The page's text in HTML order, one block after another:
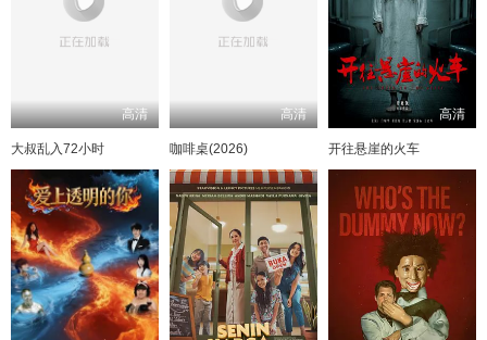
高清
大叔乱入72小时
高清
咖啡桌(2026)
高清
开往悬崖的火车